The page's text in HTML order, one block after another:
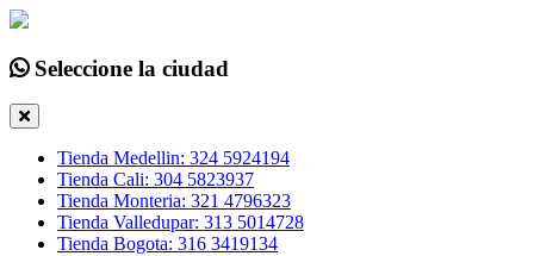
Seleccione la ciudad
Tienda Medellin: 324 5924194
Tienda Cali: 304 5823937
Tienda Monteria: 321 4796323
Tienda Valledupar: 313 5014728
Tienda Bogota: 316 3419134